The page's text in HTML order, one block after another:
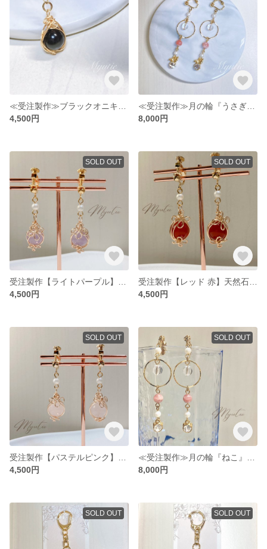
4,500円
8,000円
SOLD OUT
4,500円
SOLD OUT
4,500円
SOLD OUT
4,500円
SOLD OUT
8,000円
SOLD OUT SOLD OUT